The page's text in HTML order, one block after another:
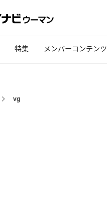
特集 メンバーコンテンツ
vg